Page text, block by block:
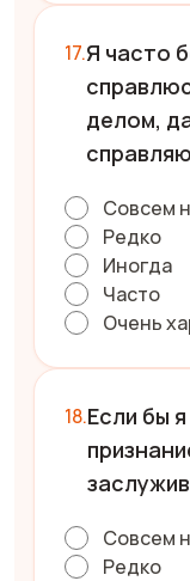
Я часто
делом,
Совсем
Редко
Иногда
Часто
Очень
Если бы
Совсем
Редко